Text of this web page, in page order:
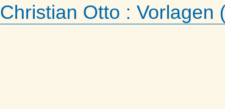
Christian Otto : Vorlagen